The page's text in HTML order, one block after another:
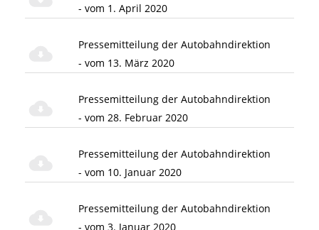
- vom 1. April 2020
Pressemitteilung der Autobahndirektion
- vom 13. März 2020
Pressemitteilung der Autobahndirektion
- vom 28. Februar 2020
Pressemitteilung der Autobahndirektion
- vom 10. Januar 2020
Pressemitteilung der Autobahndirektion
- vom 3. Januar 2020